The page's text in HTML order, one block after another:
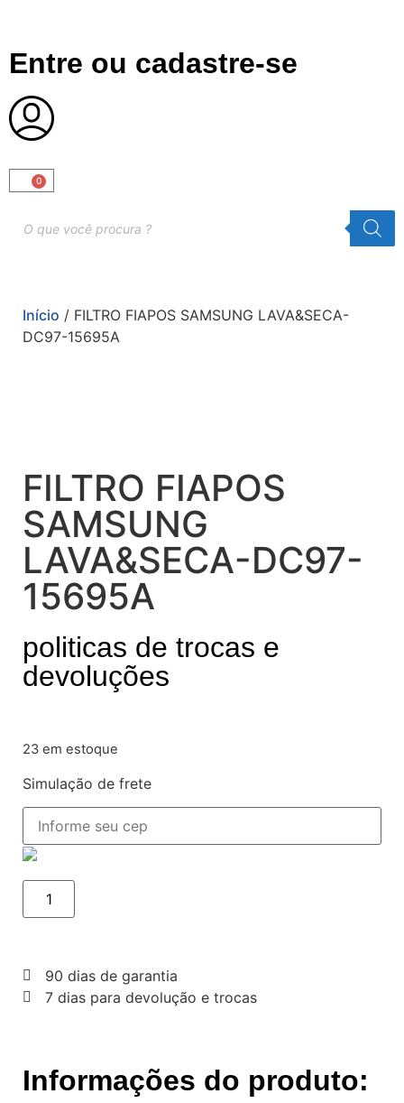
0
Entre ou cadastre-se
Início / FILTRO FIAPOS SAMSUNG LAVA&SECA-
DC97-15695A
FILTRO FIAPOS
SAMSUNG
LAVA&SECA-DC97-
15695A
politicas de trocas e
devoluções
23 em estoque
Simulação de frete
90 dias de garantia
7 dias para devolução e trocas
Informações do produto: